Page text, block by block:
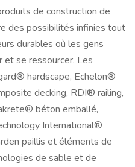
de construction de
des possibilités infinies tout
durables où les gens
et se ressourcer. Les
hardscape, Echelon®
decking, RDI® railing,
béton emballé,
International®
paillis et éléments de
de sable et de